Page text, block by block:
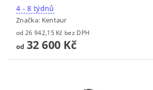
4 - 8 týdnů
Značka: Kentaur
od 26 942,15 Kč bez DPH
od32 600 Kč